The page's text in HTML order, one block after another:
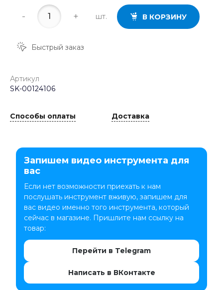
- + шт. В КОРЗИНУ
Быстрый заказ
Артикул
SK-00124106
Способы оплаты Доставка
Запишем видео инструмента для
вас
Если нет возможности приехать к нам
послушать инструмент вживую, запишем для
вас видео именно того инструмента, который
сейчас в магазине. Пришлите нам ссылку на
товар:
Перейти в Telegram
Написать в ВКонтакте